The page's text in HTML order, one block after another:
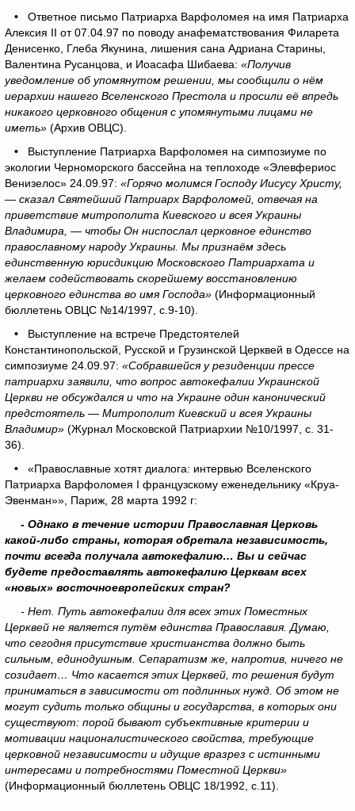
• Ответное письмо Патриарха Варфоломея на имя Патриарха
Алексия ΙΙ от 07.04.97 по поводу анафематствования Филарета
Денисенко, Глеба Якунина, лишения сана Адриана Старины,
Валентина Русанцова, и Иоасафа Шибаева: «Получив
уведомление об упомянутом решении, мы сообщили о нём
иерархии нашего Вселенского Престола и просили её впредь
никакого церковного общения с упомянутыми лицами не
иметь» (Архив ОВЦС).
• Выступление Патриарха Варфоломея на симпозиуме по
экологии Черноморского бассейна на теплоходе «Элевфериос
Венизелос» 24.09.97: «Горячо молимся Господу Иисусу Христу,
— сказал Святейший Патриарх Варфоломей, отвечая на
приветствие митрополита Киевского и всея Украины
Владимира, — чтобы Он ниспослал церковное единство
православному народу Украины. Мы признаём здесь
единственную юрисдикцию Московского Патриархата и
желаем содействовать скорейшему восстановлению
церковного единства во имя Господа» (Информационный
бюллетень ОВЦС №14/1997, с.9-10).
• Выступление на встрече Предстоятелей
Константинопольской, Русской и Грузинской Церквей в Одессе на
симпозиуме 24.09.97: «Собравшейся у резиденции прессе
патриархи заявили, что вопрос автокефалии Украинской
Церкви не обсуждался и что на Украине один канонический
предстоятель — Митрополит Киевский и всея Украины
Владимир» (Журнал Московской Патриархии №10/1997, с. 31-
36).
• «Православные хотят диалога: интервью Вселенского
Патриарха Варфоломея I французскому еженедельнику «Круа-
Эвенман»», Париж, 28 марта 1992 г:
- Однако в течение истории Православная Церковь
какой-либо страны, которая обретала независимость,
почти всегда получала автокефалию… Вы и сейчас
будете предоставлять автокефалию Церквам всех
«новых» восточноевропейских стран?
- Нет. Путь автокефалии для всех этих Поместных
Церквей не является путём единства Православия. Думаю,
что сегодня присутствие христианства должно быть
сильным, единодушным. Сепаратизм же, напротив, ничего не
созидает… Что касается этих Церквей, то решения будут
приниматься в зависимости от подлинных нужд. Об этом не
могут судить только общины и государства, в которых они
существуют: порой бывают субъективные критерии и
мотивации националистического свойства, требующие
церковной независимости и идущие вразрез с истинными
интересами и потребностями Поместной Церкви»
(Информационный бюллетень ОВЦС 18/1992, с.11).